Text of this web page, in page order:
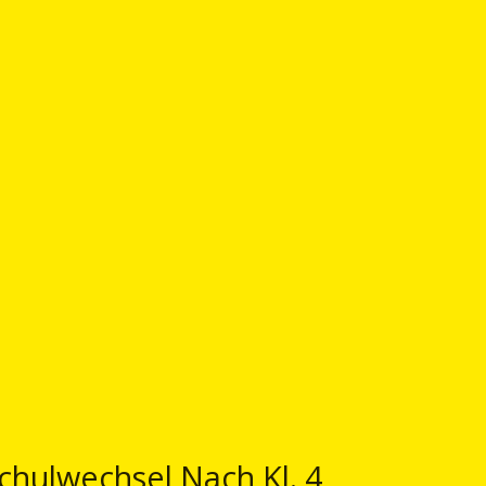
Nach Kl. 4